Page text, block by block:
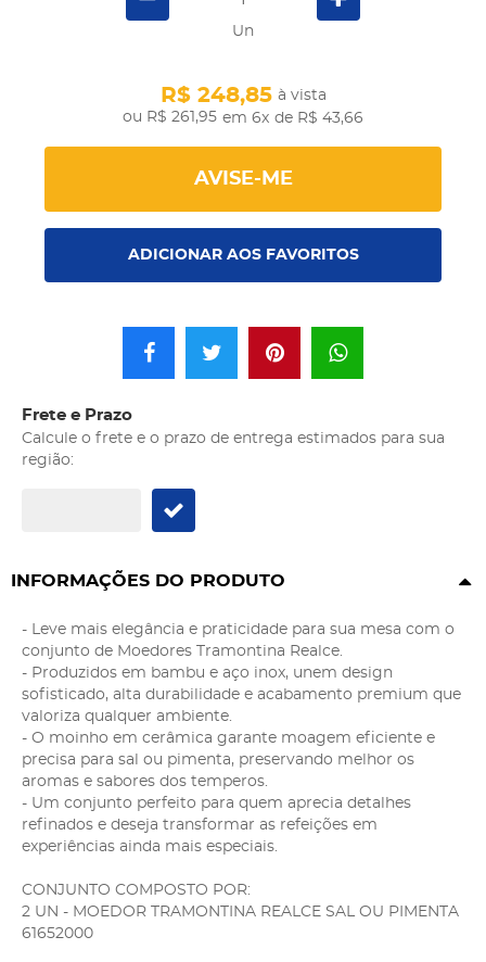
Un
R$ 261,95
R$ 248,85 à vista
em 6x de R$ 43,66
AVISE-ME
ADICIONAR AOS FAVORITOS
Frete e Prazo
Calcule o frete e o prazo de entrega estimados para sua
região:
INFORMAÇÕES DO PRODUTO
- Leve mais elegância e praticidade para sua mesa com o
conjunto de Moedores Tramontina Realce.
- Produzidos em bambu e aço inox, unem design
sofisticado, alta durabilidade e acabamento premium que
valoriza qualquer ambiente.
- O moinho em cerâmica garante moagem eficiente e
precisa para sal ou pimenta, preservando melhor os
aromas e sabores dos temperos.
- Um conjunto perfeito para quem aprecia detalhes
refinados e deseja transformar as refeições em
experiências ainda mais especiais.
CONJUNTO COMPOSTO POR:
2 UN - MOEDOR TRAMONTINA REALCE SAL OU PIMENTA
61652000